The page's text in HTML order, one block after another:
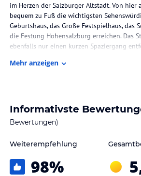
im Herzen der Salzburger Altstadt. Von hier
bequem zu Fuß die wichtigsten
Geburtshaus, das Große Festspielhaus, das
die Festung Hohensalzburg erreichen. Das
ebenfalls nur einen kurzen Spaziergang
erkunden möchten.
eine gemütliche und komfortable
verfügt über ein eigenes Badezimmer,
separaten Sitzbereich. Genießen Sie den
Gastronomie im Hotel
Mehr anzeigen
Informativste
Bewertungen)
Weiterempfehlung
98%